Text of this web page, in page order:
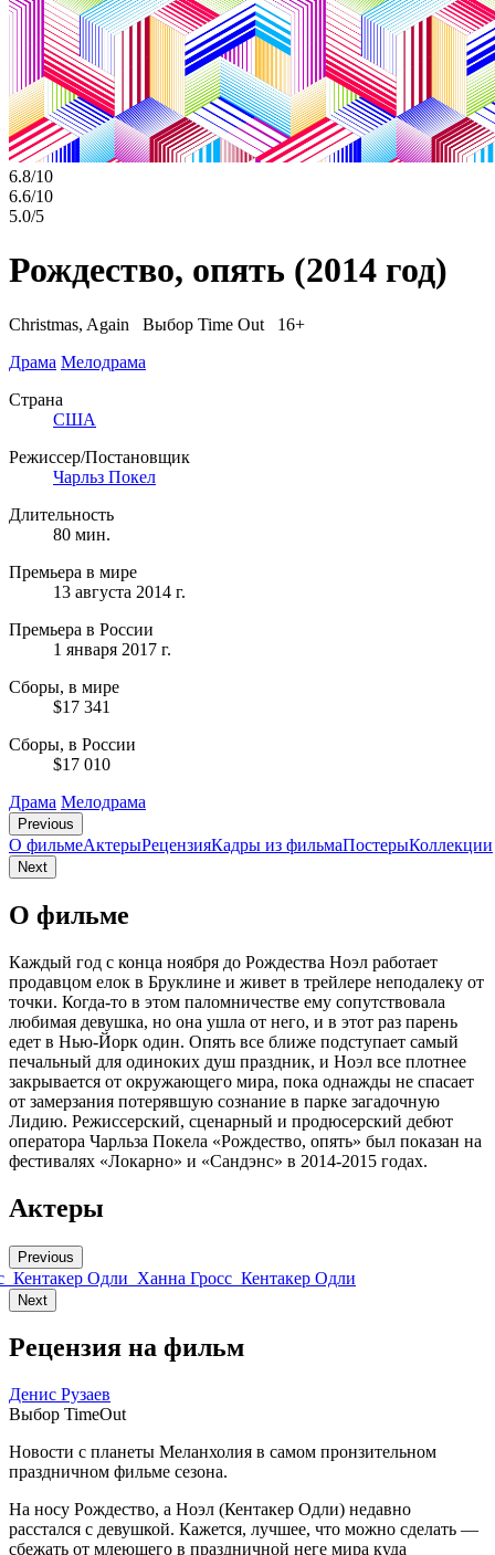
6.8/10
6.6/10
5.0/5
Рождество, опять (2014 год)
Christmas, Again Выбор Time Out 16+
Драма Мелодрама
Страна
США
Режиссер/Постановщик
Чарльз Покел
Длительность
80 мин.
Премьера в мире
13 августа 2014 г.
Премьера в России
1 января 2017 г.
Сборы, в мире
$17 341
Сборы, в России
$17 010
Драма Мелодрама
Previous
О фильмеАктерыРецензияКадры из фильмaПостерыКоллекции
Next
О фильме
Каждый год с конца ноября до Рождества Ноэл работает
продавцом елок в Бруклине и живет в трейлере неподалеку от
точки. Когда-то в этом паломничестве ему сопутствовала
любимая девушка, но она ушла от него, и в этот раз парень
едет в Нью-Йорк один. Опять все ближе подступает самый
печальный для одиноких душ праздник, и Ноэл все плотнее
закрывается от окружающего мира, пока однажды не спасает
от замерзания потерявшую сознание в парке загадочную
Лидию. Режиссерский, сценарный и продюсерский дебют
оператора Чарльза Покела «Рождество, опять» был показан на
фестивалях «Локарно» и «Сандэнс» в 2014-2015 годах.
Актеры
Previous
Кентакер Одли Ханна Гросс Кентакер Одли
Next
Рецензия на фильм
Денис Рузаев
Выбор TimeOut
Новости с планеты Меланхолия в самом пронзительном
праздничном фильме сезона.
На носу Рождество, а Ноэл (Кентакер Одли) недавно
расстался с девушкой. Кажется, лучшее, что можно сделать —
сбежать от млеющего в праздничной неге мира куда